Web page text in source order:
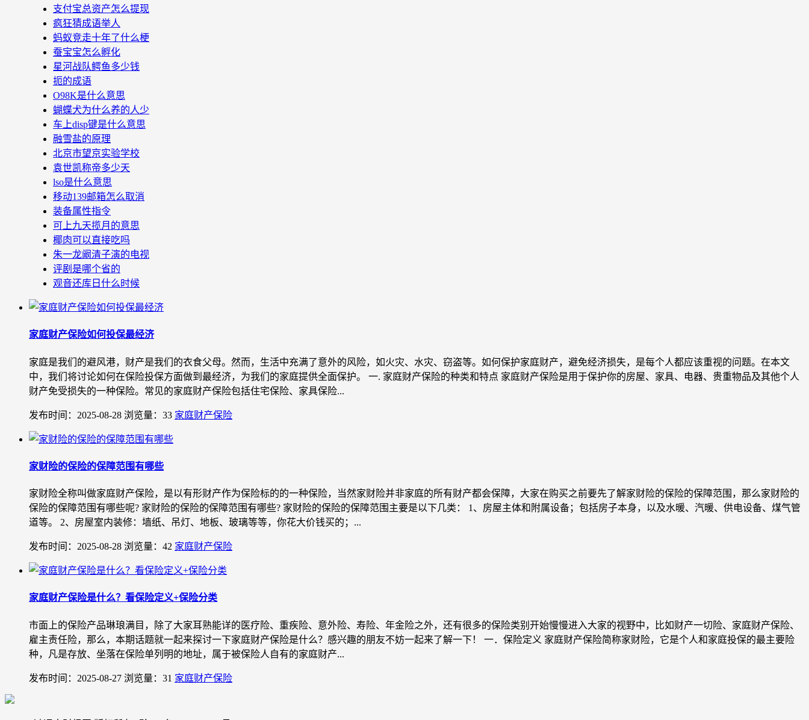
支付宝总资产怎么提现
疯狂猜成语举人
蚂蚁竞走十年了什么梗
蚕宝宝怎么孵化
星河战队鳄鱼多少钱
扼的成语
O98K是什么意思
蝴蝶犬为什么养的人少
车上disp键是什么意思
融雪盐的原理
北京市望京实验学校
袁世凯称帝多少天
lso是什么意思
移动139邮箱怎么取消
装备属性指令
可上九天揽月的意思
椰肉可以直接吃吗
朱一龙阚清子演的电视
评剧是哪个省的
观音还库日什么时候
家庭财产保险如何投保最经济
家庭是我们的避风港，财产是我们的衣食父母。然而，生活中充满了意外的风险，如火灾、水灾、窃盗等。如何保护家庭财产，避免经济损失，是每个人都应该重视的问题。在本文
中，我们将讨论如何在保险投保方面做到最经济，为我们的家庭提供全面保护。 一. 家庭财产保险的种类和特点 家庭财产保险是用于保护你的房屋、家具、电器、贵重物品及其他个人
财产免受损失的一种保险。常见的家庭财产保险包括住宅保险、家具保险...
发布时间：2025-08-28 浏览量：33 家庭财产保险
家财险的保险的保障范围有哪些
家财险全称叫做家庭财产保险，是以有形财产作为保险标的的一种保险，当然家财险并非家庭的所有财产都会保障，大家在购买之前要先了解家财险的保险的保障范围，那么家财险的
保险的保障范围有哪些呢? 家财险的保险的保障范围有哪些? 家财险的保险的保障范围主要是以下几类： 1、房屋主体和附属设备；包括房子本身，以及水暖、汽暖、供电设备、煤气管
道等。 2、房屋室内装修：墙纸、吊灯、地板、玻璃等等，你花大价钱买的；...
发布时间：2025-08-28 浏览量：42 家庭财产保险
家庭财产保险是什么？看保险定义+保险分类
市面上的保险产品琳琅满目，除了大家耳熟能详的医疗险、重疾险、意外险、寿险、年金险之外，还有很多的保险类别开始慢慢进入大家的视野中，比如财产一切险、家庭财产保险、
雇主责任险，那么，本期话题就一起来探讨一下家庭财产保险是什么？感兴趣的朋友不妨一起来了解一下！ 一．保险定义 家庭财产保险简称家财险，它是个人和家庭投保的最主要险
种，凡是存放、坐落在保险单列明的地址，属于被保险人自有的家庭财产...
发布时间：2025-08-27 浏览量：31 家庭财产保险